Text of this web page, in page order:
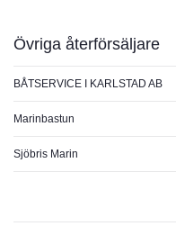
Övriga återförsäljare
BÅTSERVICE I KARLSTAD AB
Marinbastun
Sjöbris Marin